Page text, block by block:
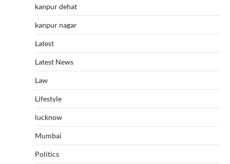
kanpur dehat
kanpur nagar
Latest
Latest News
Law
Lifestyle
lucknow
Mumbai
Politics